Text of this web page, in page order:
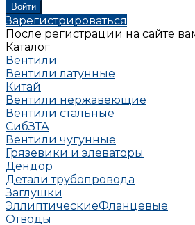
Зарегистрироваться
После регистрации на сайте
Каталог
Вентили
Вентили латунные
Китай
Вентили нержавеющие
Вентили стальные
СибЗТА
Вентили чугунные
Грязевики и элеваторы
Дендор
Детали трубопровода
Заглушки
ЭллиптическиеФланцевые
Отводы